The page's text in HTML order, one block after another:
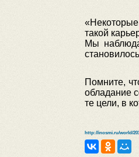
«Некоторые
такой
Мы
Помните,
обладание
те цели, в
http://inosmi.ru/world/